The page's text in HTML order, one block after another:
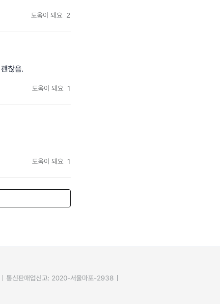
도움이 돼요 2
찮음.
도움이 돼요 1
도움이 돼요 1
통신판매업신고: 2020-서울마포-2938